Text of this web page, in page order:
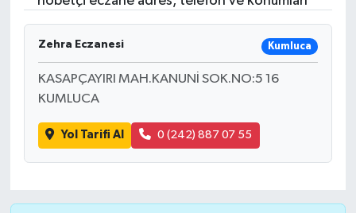
Zehra Eczanesi Kumluca
KASAPÇAYIRI MAH.KANUNİ SOK.NO:5 16
KUMLUCA
Yol Tarifi Al 0 (242) 887 07 55
Resmi İlanlar